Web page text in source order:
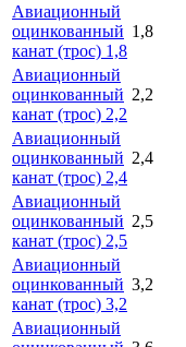
Авиационный
оцинкованный
канат (трос) 1,8
1,8
Авиационный
оцинкованный
канат (трос) 2,2
2,2
Авиационный
оцинкованный
канат (трос) 2,4
2,4
Авиационный
оцинкованный
канат (трос) 2,5
2,5
Авиационный
оцинкованный
канат (трос) 3,2
3,2
Авиационный